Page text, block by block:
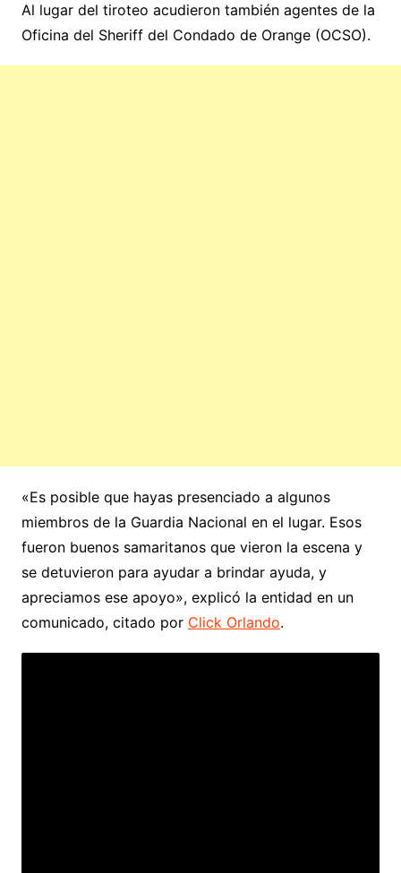
Al lugar del tiroteo acudieron también agentes de la
Oficina del Sheriff del Condado de Orange (OCSO).
«Es posible que hayas presenciado a algunos
miembros de la Guardia Nacional en el lugar. Esos
fueron buenos samaritanos que vieron la escena y
se detuvieron para ayudar a brindar ayuda, y
apreciamos ese apoyo», explicó la entidad en un
comunicado, citado por Click Orlando.